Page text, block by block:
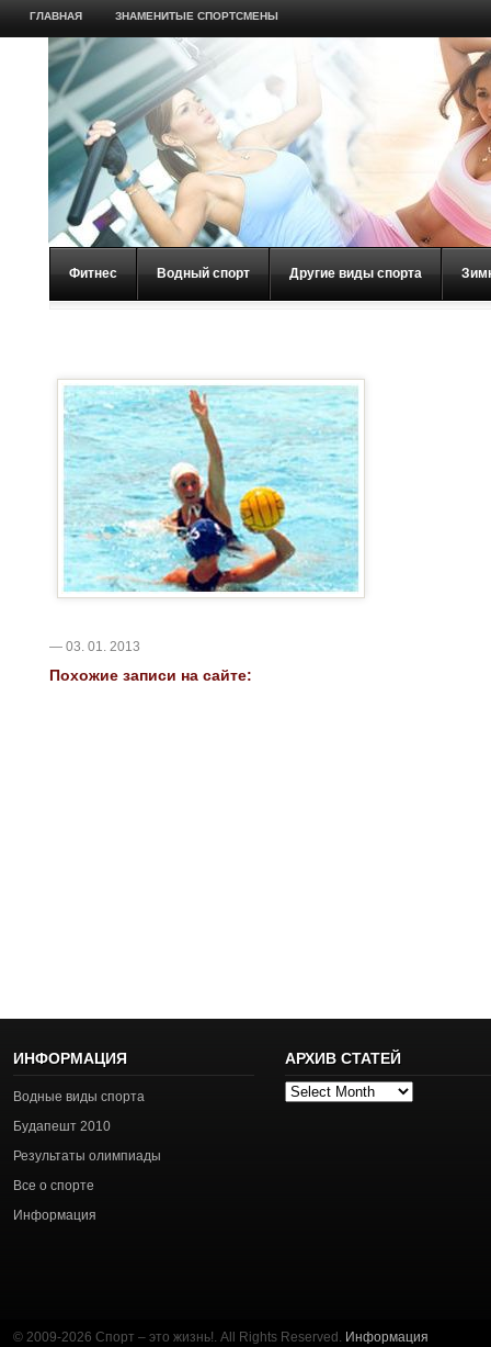
ГЛАВНАЯ ЗНАМЕНИТЫЕ СПОРТСМЕНЫ
Фитнес Водный спорт Другие виды спорта
— 03. 01. 2013
Похожие записи на сайте:
ИНФОРМАЦИЯ
Водные виды спорта
Будапешт 2010
Результаты олимпиады
Все о спорте
Информация
АРХИВ СТАТЕЙ
Архив
© 2009-2026 Спорт – это жизнь!. All Rights Reserved. Информация